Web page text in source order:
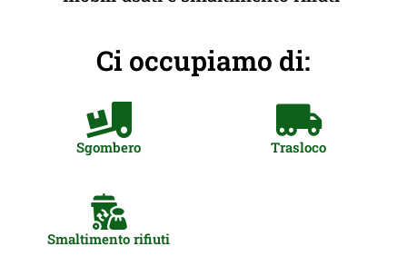
Ci occupiamo di:
Sgombero Trasloco
Smaltimento rifiuti